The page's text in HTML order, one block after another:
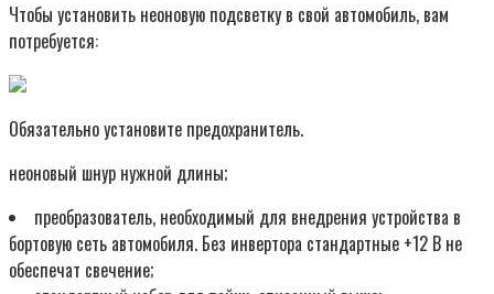
Чтобы установить неоновую подсветку в свой автомобиль, вам
потребуется:
Обязательно установите предохранитель.
неоновый шнур нужной длины;
преобразователь, необходимый для внедрения устройства в
бортовую сеть автомобиля. Без инвертора стандартные +12 В не
обеспечат свечение;